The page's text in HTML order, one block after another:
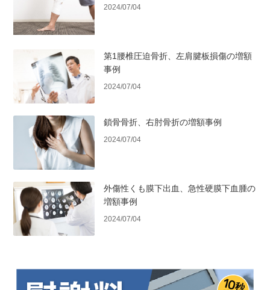
2024/07/04
第1腰椎圧迫骨折、左肩腱板損傷の増額
事例
2024/07/04
鎖骨骨折、右肘骨折の増額事例
2024/07/04
外傷性くも膜下出血、急性硬膜下血腫の
増額事例
2024/07/04